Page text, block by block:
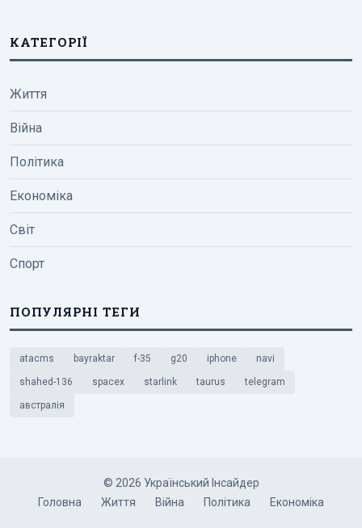
КАТЕГОРІЇ
Життя
Війна
Політика
Економіка
Світ
Спорт
ПОПУЛЯРНІ ТЕГИ
atacms bayraktar f-35 g20 iphone navi
shahed-136 spacex starlink taurus telegram
австралія
© 2026 Український Інсайдер
Головна
Життя Війна Політика Економіка